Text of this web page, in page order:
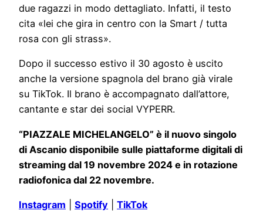
due ragazzi in modo dettagliato. Infatti, il testo
cita «lei che gira in centro con la Smart / tutta
rosa con gli strass».
Dopo il successo estivo il 30 agosto è uscito
anche la versione spagnola del brano già virale
su TikTok. Il brano è accompagnato dall’attore,
cantante e star dei social VYPERR.
“PIAZZALE MICHELANGELO” è il nuovo singolo
di Ascanio disponibile sulle piattaforme digitali di
streaming dal 19 novembre 2024 e in rotazione
radiofonica dal 22 novembre.
Instagram Spotify TikTok